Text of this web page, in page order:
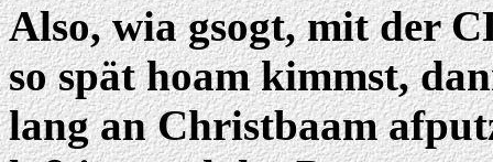
Also, wia gsogt, mit der
so spät hoam kimmst,
lang an Christbaam